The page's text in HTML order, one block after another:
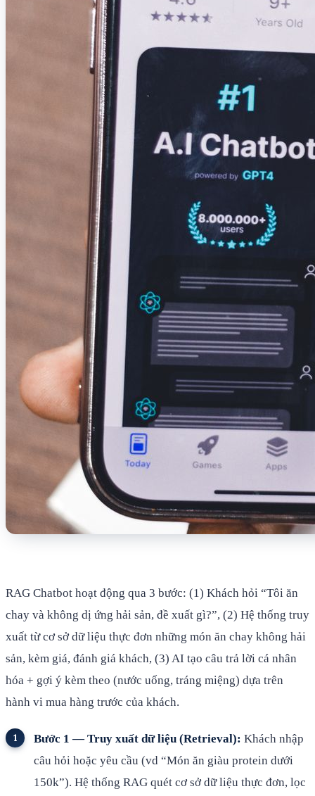
RAG Chatbot hoạt động qua 3 bước: (1) Khách hỏi “Tôi ăn
chay và không dị ứng hải sản, đề xuất gì?”, (2) Hệ thống truy
xuất từ cơ sở dữ liệu thực đơn những món ăn chay không hải
sản, kèm giá, đánh giá khách, (3) AI tạo câu trả lời cá nhân
hóa + gợi ý kèm theo (nước uống, tráng miệng) dựa trên
hành vi mua hàng trước của khách.
Bước 1 — Truy xuất dữ liệu (Retrieval): Khách nhập
câu hỏi hoặc yêu cầu (vd “Món ăn giàu protein dưới
150k”). Hệ thống RAG quét cơ sở dữ liệu thực đơn, lọc